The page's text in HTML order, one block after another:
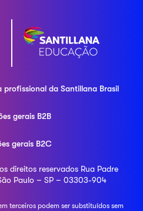
profissional daSantillana Brasil
gerais B2B
gerais B2C
direitos reservados Rua Padre
Paulo – SP – 03303-904
terceiros podem sersubstituídos sem